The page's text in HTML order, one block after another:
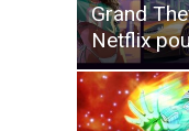
Grand
Netflix